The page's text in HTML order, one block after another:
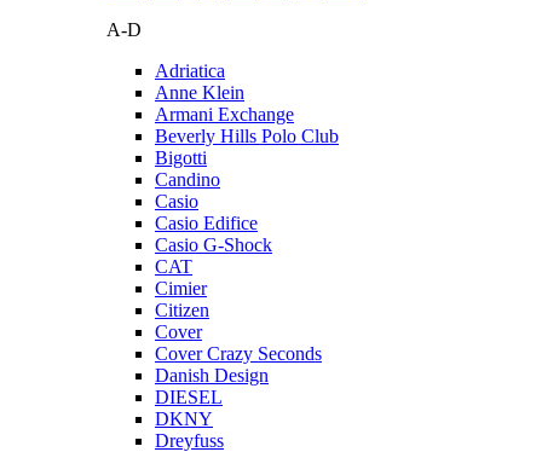
A-D
Adriatica
Anne Klein
Armani Exchange
Beverly Hills Polo Club
Bigotti
Candino
Casio
Casio Edifice
Casio G-Shock
CAT
Cimier
Citizen
Cover
Cover Crazy Seconds
Danish Design
DIESEL
DKNY
Dreyfuss